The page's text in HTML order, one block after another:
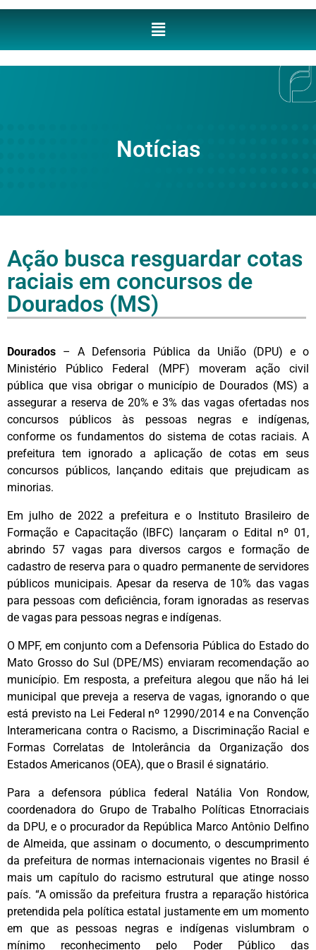
Notícias
Ação busca resguardar cotas
raciais em concursos de
Dourados (MS)
Dourados – A Defensoria Pública da União (DPU) e o
Ministério Público Federal (MPF) moveram ação civil
pública que visa obrigar o município de Dourados (MS) a
assegurar a reserva de 20% e 3% das vagas ofertadas nos
concursos públicos às pessoas negras e indígenas,
conforme os fundamentos do sistema de cotas raciais. A
prefeitura tem ignorado a aplicação de cotas em seus
concursos públicos, lançando editais que prejudicam as
minorias.
Em julho de 2022 a prefeitura e o Instituto Brasileiro de
Formação e Capacitação (IBFC) lançaram o Edital nº 01,
abrindo 57 vagas para diversos cargos e formação de
cadastro de reserva para o quadro permanente de servidores
públicos municipais. Apesar da reserva de 10% das vagas
para pessoas com deficiência, foram ignoradas as reservas
de vagas para pessoas negras e indígenas.
O MPF, em conjunto com a Defensoria Pública do Estado do
Mato Grosso do Sul (DPE/MS) enviaram recomendação ao
município. Em resposta, a prefeitura alegou que não há lei
municipal que preveja a reserva de vagas, ignorando o que
está previsto na Lei Federal nº 12990/2014 e na Convenção
Interamericana contra o Racismo, a Discriminação Racial e
Formas Correlatas de Intolerância da Organização dos
Estados Americanos (OEA), que o Brasil é signatário.
Para a defensora pública federal Natália Von Rondow,
coordenadora do Grupo de Trabalho Políticas Etnorraciais
da DPU, e o procurador da República Marco Antônio Delfino
de Almeida, que assinam o documento, o descumprimento
da prefeitura de normas internacionais vigentes no Brasil é
mais um capítulo do racismo estrutural que atinge nosso
país. “A omissão da prefeitura frustra a reparação histórica
pretendida pela política estatal justamente em um momento
em que as pessoas negras e indígenas vislumbram o
mínimo reconhecimento pelo Poder Público das